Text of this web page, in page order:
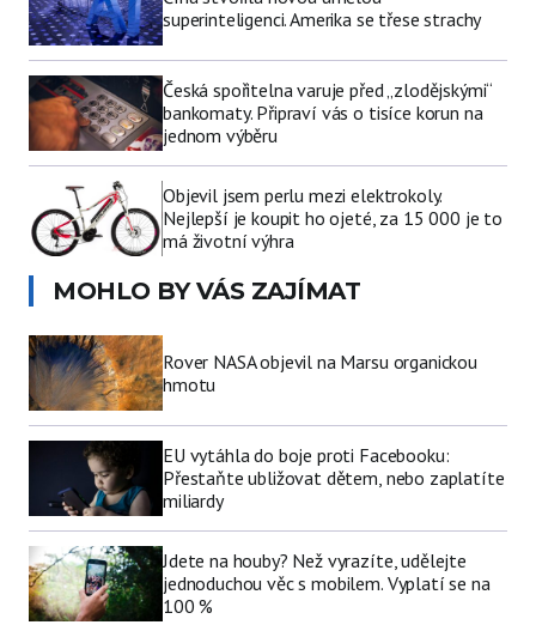
superinteligenci. Amerika se třese strachy
Česká spořitelna varuje před „zlodějskými“
bankomaty. Připraví vás o tisíce korun na
jednom výběru
Objevil jsem perlu mezi elektrokoly.
Nejlepší je koupit ho ojeté, za 15 000 je to
má životní výhra
MOHLO BY VÁS ZAJÍMAT
Rover NASA objevil na Marsu organickou
hmotu
EU vytáhla do boje proti Facebooku:
Přestaňte ubližovat dětem, nebo zaplatíte
miliardy
Jdete na houby? Než vyrazíte, udělejte
jednoduchou věc s mobilem. Vyplatí se na
100 %